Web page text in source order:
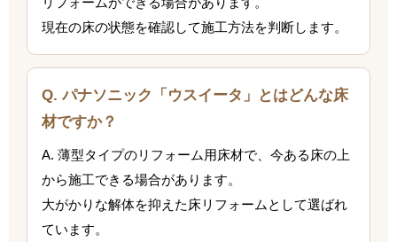
現在の床の状態を確認して施工方法を判断します。
Q. パナソニック「ウスイータ」とはどんな床
材ですか？
A. 薄型タイプのリフォーム用床材で、今ある床の上
から施工できる場合があります。
大がかりな解体を抑えた床リフォームとして選ばれ
ています。